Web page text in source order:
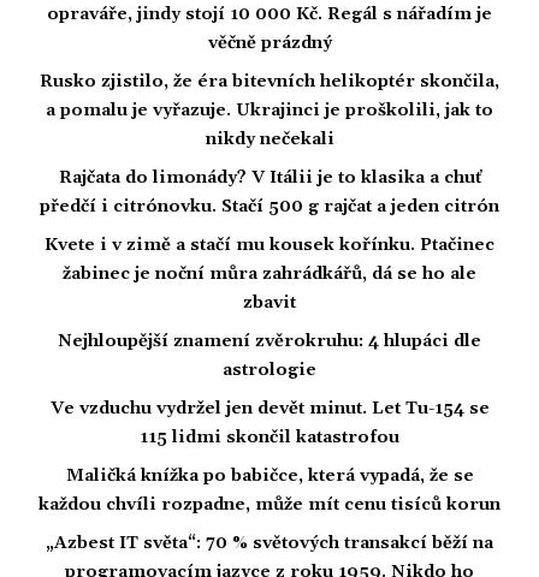
opraváře, jindy stojí 10 000 Kč. Regál s nářadím je
věčně prázdný
Rusko zjistilo, že éra bitevních helikoptér skončila,
a pomalu je vyřazuje. Ukrajinci je proškolili, jak to
nikdy nečekali
Rajčata do limonády? V Itálii je to klasika a chuť
předčí i citrónovku. Stačí 500 g rajčat a jeden citrón
Kvete i v zimě a stačí mu kousek kořínku. Ptačinec
žabinec je noční můra zahrádkářů, dá se ho ale
zbavit
Nejhloupější znamení zvěrokruhu: 4 hlupáci dle
astrologie
Ve vzduchu vydržel jen devět minut. Let Tu-154 se
115 lidmi skončil katastrofou
Maličká knížka po babičce, která vypadá, že se
každou chvíli rozpadne, může mít cenu tisíců korun
„Azbest IT světa“: 70 % světových transakcí běží na
programovacím jazyce z roku 1959. Nikdo ho